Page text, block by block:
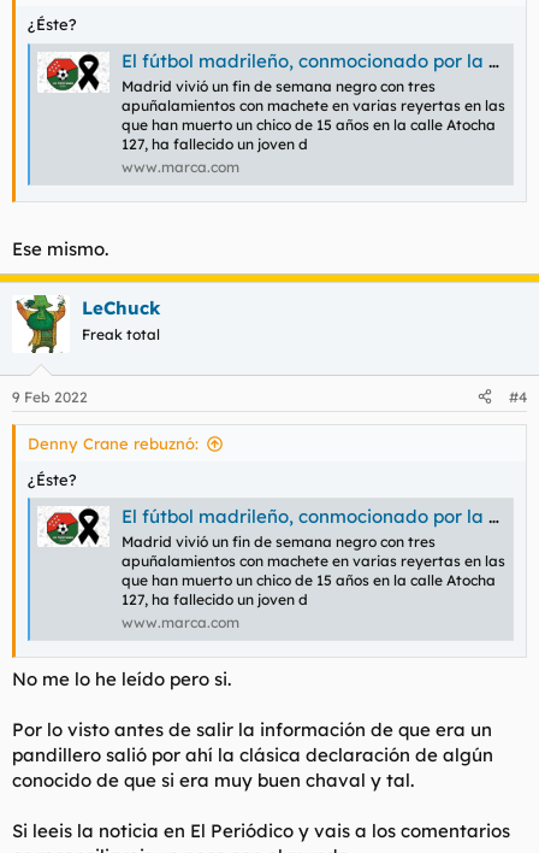
¿Éste?
El fútbol madrileño, conmocionado por la muerte de Pepe, jugador de 15 años del Móstoles URJC que fue apuñalado
Madrid vivió un fin de semana negro con tres
apuñalamientos con machete en varias reyertas en las
que han muerto un chico de 15 años en la calle Atocha
127, ha fallecido un joven d
www.marca.com
Ese mismo.
LeChuck
Freak total
9 Feb 2022 #4
Denny Crane rebuznó:
¿Éste?
El fútbol madrileño, conmocionado por la muerte de Pepe, jugador de 15 años del Móstoles URJC que fue apuñalado
Madrid vivió un fin de semana negro con tres
apuñalamientos con machete en varias reyertas en las
que han muerto un chico de 15 años en la calle Atocha
127, ha fallecido un joven d
www.marca.com
No me lo he leído pero si.
Por lo visto antes de salir la información de que era un
pandillero salió por ahí la clásica declaración de algún
conocido de que si era muy buen chaval y tal.
Si leeis la noticia en El Periódico y vais a los comentarios